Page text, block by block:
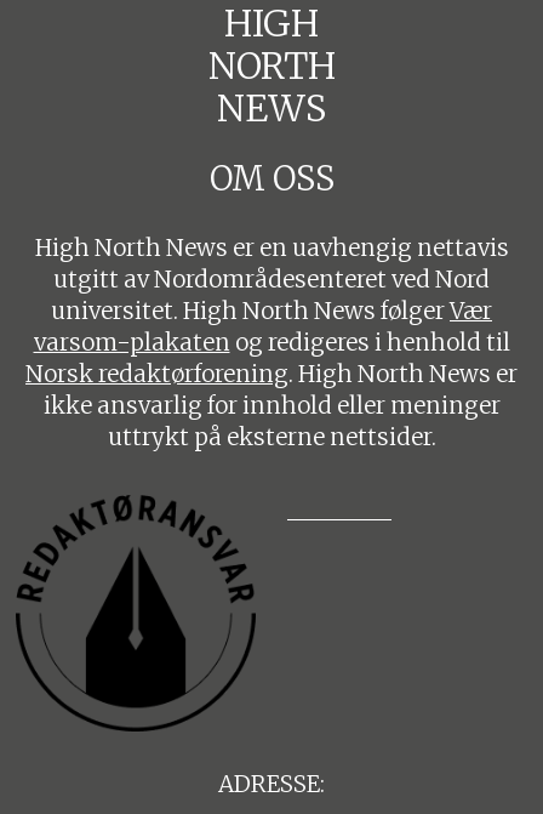
HIGH
NORTH
NEWS
OM OSS
High North News er en uavhengig nettavis
utgitt av Nordområdesenteret ved Nord
universitet. High North News følgerVær
varsom-plakaten og redigeres i henhold til
Norsk redaktørforening. High North News er
ikke ansvarlig for innhold eller meninger
uttrykt på eksterne nettsider.
ADRESSE: